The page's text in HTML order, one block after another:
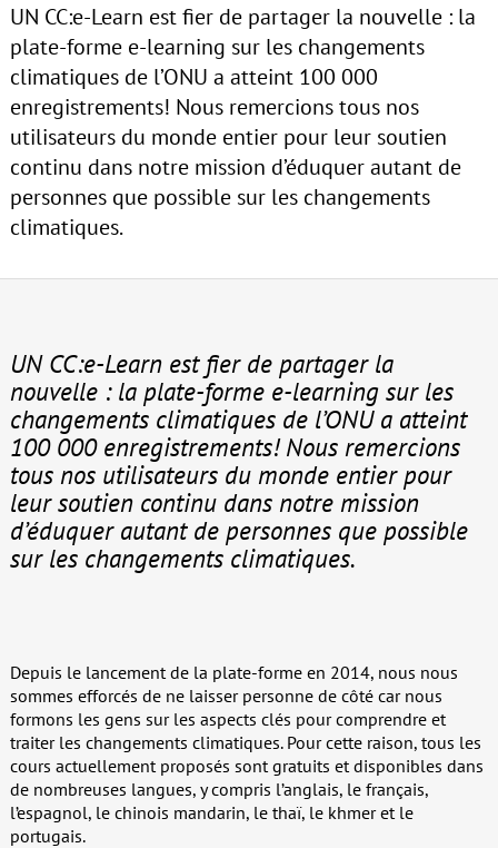
UN CC:e-Learn est fier de partager la nouvelle : la
plate-forme e-learning sur les changements
climatiques de l’ONU a atteint 100 000
enregistrements! Nous remercions tous nos
utilisateurs du monde entier pour leur soutien
continu dans notre mission d’éduquer autant de
personnes que possible sur les changements
climatiques.
UN CC:e-Learn est fier de partager la
nouvelle : la plate-forme e-learning sur les
changements climatiques de l’ONU a atteint
100 000 enregistrements! Nous remercions
tous nos utilisateurs du monde entier pour
leur soutien continu dans notre mission
d’éduquer autant de personnes que possible
sur les changements climatiques.
Depuis le lancement de la plate-forme en 2014, nous nous
sommes efforcés de ne laisser personne de côté car nous
formons les gens sur les aspects clés pour comprendre et
traiter les changements climatiques. Pour cette raison, tous les
cours actuellement proposés sont gratuits et disponibles dans
de nombreuses langues, y compris l’anglais, le français,
l’espagnol, le chinois mandarin, le thaï, le khmer et le
portugais.